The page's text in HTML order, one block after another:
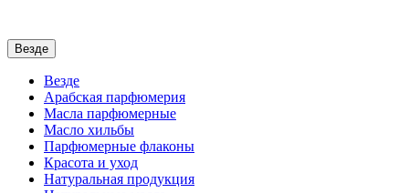
Везде
Везде
Арабская парфюмерия
Масла парфюмерные
Масло хильбы
Парфюмерные флаконы
Красота и уход
Натуральная продукция